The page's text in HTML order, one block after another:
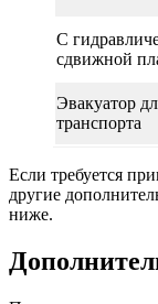
С
сдвижной
Эвакуатор
транспорта
Если требуется
другие
ниже.